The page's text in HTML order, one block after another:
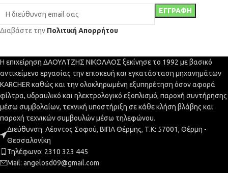
Διαβάστε την Πολιτική Απορρήτου
Η επιχείρηση ΔΑΟΥΛΤΖΗΣ ΝΙΚΟΛΑΟΣ ξεκίνησε το 1992 με βασικό
αντικείμενο εργασίας την επισκευή και εγκατάσταση μηχανημάτων
KARCHER καθώς και την ολοκληρωμένη εξυπηρέτηση όσον αφορά
φίλτρα, υδραυλικό και ηλεκτρολογικό εξοπλισμό, παροχή συντήρησης
μέσω συμβολαίων, τεχνική υποστήριξη σε κάθε κλήση βλάβης και
παροχή τεχνικών συμβουλών μέσω τηλεφώνου.
Διεύθυνση: Λέοντος Σοφού, ΒΙΠΑ Θέρμης, Τ.Κ: 57001, Θέρμη -
Θεσσαλονίκη
Τηλέφωνο: 2310 323 445
Mail: angelosd09@gmail.com